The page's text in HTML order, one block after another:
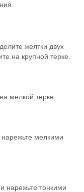
желтки двух
на крупной терке.
мелкой терке.
мелкими
нарежьте тонкими